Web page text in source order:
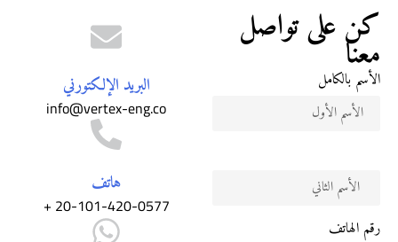
كن على تواصل
معنا
الأسم بالكامل
رقم الهاتف
البريد الإلكتورني
info@vertex-eng.co
هاتف
20-101-420-0577 +